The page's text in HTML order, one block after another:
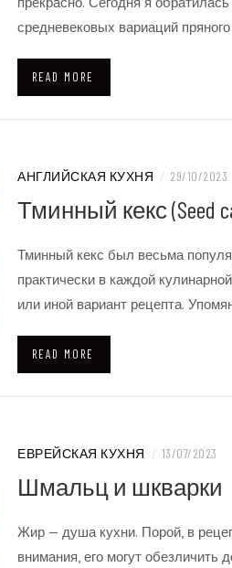
средневековых вариаций
READ MORE
АНГЛИЙСКАЯ КУХНЯ / 29/10/2023
Тминный кекс (Seed
Тминный кекс был весьма
практически в каждой
или иной вариант рецепта.
READ MORE
ЕВРЕЙСКАЯ КУХНЯ / 13/07/2023
Шмальц и шкварки
Жир — душа кухни. Порой, в
внимания, его могут обезличить